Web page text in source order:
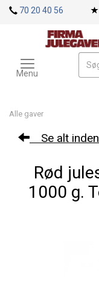
Alle gaver
Se alt
Rød
1000 g.
70 20 40 56
Toggle
navigation
Menu